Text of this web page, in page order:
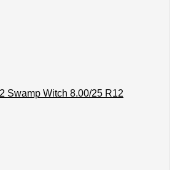
Swamp Witch 8.00/25 R12